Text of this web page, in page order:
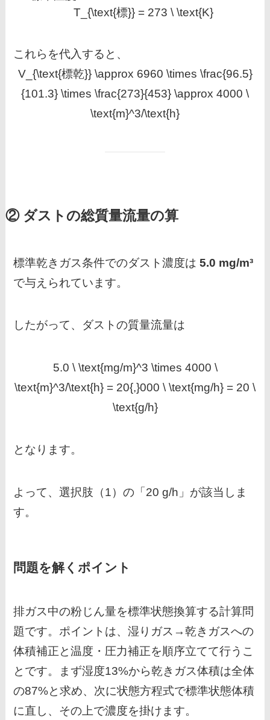
T_{\text{標}} = 273 \ \text{K}
これらを代入すると、
V_{\text{標乾}} \approx 6960 \times \frac{96.5}
{101.3} \times \frac{273}{453} \approx 4000 \
\text{m}^3/\text{h}
② ダストの総質量流量の算
標準乾きガス条件でのダスト濃度は5.0 mg/m³
で与えられています。
したがって、ダストの質量流量は
5.0 \ \text{mg/m}^3 \times 4000 \
\text{m}^3/\text{h} = 20{,}000 \ \text{mg/h} = 20 \
\text{g/h}
となります。
よって、選択肢（1）の「20 g/h」が該当しま
す。
問題を解くポイント
排ガス中の粉じん量を標準状態換算する計算問
題です。ポイントは、湿りガス→乾きガスへの
体積補正と温度・圧力補正を順序立てて行うこ
とです。まず湿度13%から乾きガス体積は全体
の87%と求め、次に状態方程式で標準状態体積
に直し、その上で濃度を掛けます。